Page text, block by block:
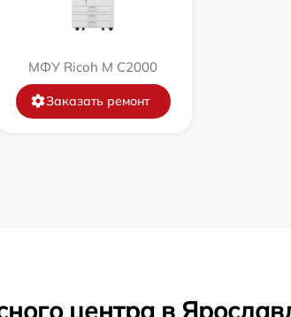
МФУ Ricoh M C2000
Заказать ремонт
центра в